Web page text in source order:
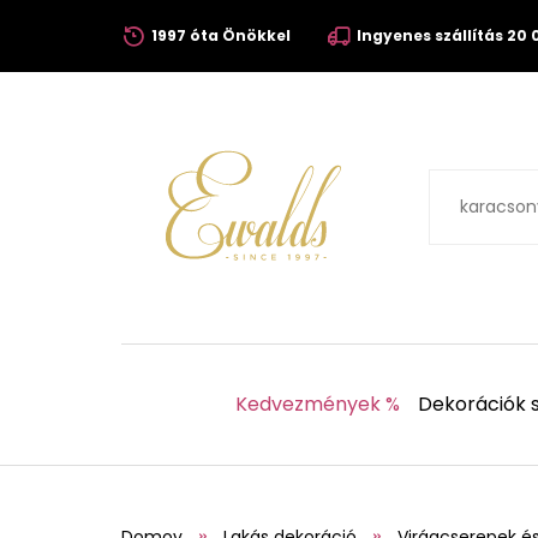
1997 óta Önökkel Ingyenes szállítás 20
Kedvezmények % Dekorációk